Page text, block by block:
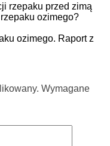
rzepaku przed zimą
ozimego?
ozimego. Raport z
Wymagane